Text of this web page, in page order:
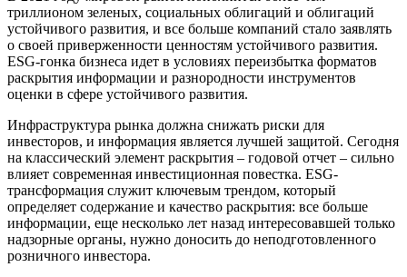
триллионом зеленых, социальных облигаций и облигаций
устойчивого развития, и все больше компаний стало заявлять
о своей приверженности ценностям устойчивого развития.
ESG-гонка бизнеса идет в условиях переизбытка форматов
раскрытия информации и разнородности инструментов
оценки в сфере устойчивого развития.
Инфраструктура рынка должна снижать риски для
инвесторов, и информация является лучшей защитой. Сегодня
на классический элемент раскрытия – годовой отчет – сильно
влияет современная инвестиционная повестка. ESG-
трансформация служит ключевым трендом, который
определяет содержание и качество раскрытия: все больше
информации, еще несколько лет назад интересовавшей только
надзорные органы, нужно доносить до неподготовленного
розничного инвестора.